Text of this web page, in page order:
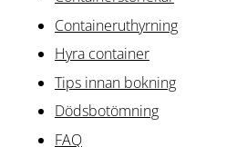
Containeruthyrning
Hyra container
Tips innan bokning
Dödsbotömning
FAQ